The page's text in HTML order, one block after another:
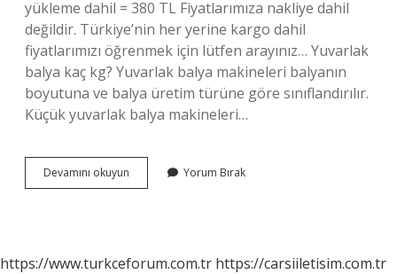
yükleme dahil = 380 TL Fiyatlarımıza nakliye dahil
değildir. Türkiye’nin her yerine kargo dahil
fiyatlarımızı öğrenmek için lütfen arayınız… Yuvarlak
balya kaç kg? Yuvarlak balya makineleri balyanın
boyutuna ve balya üretim türüne göre sınıflandırılır.
Küçük yuvarlak balya makineleri…
Devamını okuyun
Saman
Yorum Bırak
https://www.turkceforum.com.tr https://carsiiletisim.com.tr